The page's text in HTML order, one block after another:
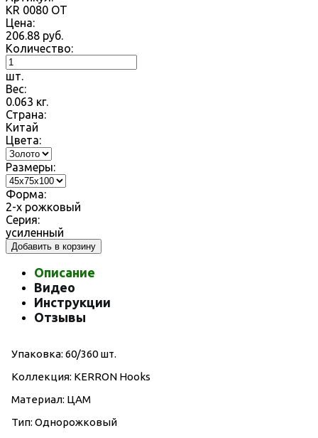
KR 0080 OT
Цена:
206.88 руб.
Количество:
шт.
Вес:
0.063 кг.
Страна:
Китай
Цвета:
Размеры:
Форма:
2-х рожковый
Серия:
усиленный
Добавить в корзину
Описание
Видео
Инструкции
Отзывы
Упаковка: 60/360 шт.
Коллекция: KERRON Hooks
Материал: ЦАМ
Тип: Однорожковый